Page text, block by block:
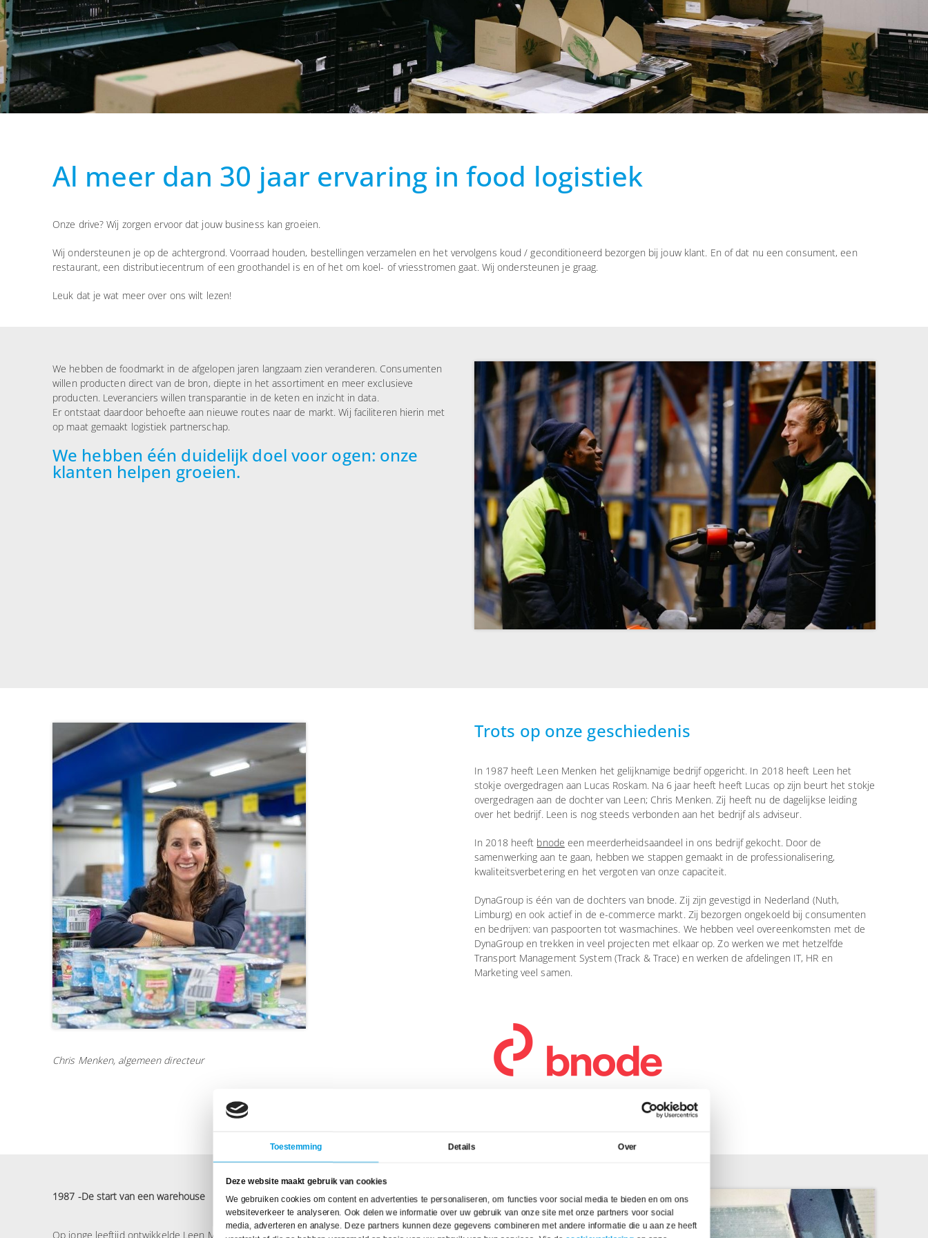
Toestemming Details Over
Deze website maakt gebruik van cookies
We gebruiken cookies om content en advertenties te personaliseren, om functies voor social media te bieden en om ons
websiteverkeer te analyseren. Ook delen we informatie over uw gebruik van onze site met onze partners voor social
media, adverteren en analyse. Deze partners kunnen deze gegevens combineren met andere informatie die u aan ze heeft
Al meer dan 30 jaar ervaring in food logistiek
Onze drive? Wij zorgen ervoor dat jouw business kan groeien.
Wij ondersteunen je op de achtergrond. Voorraad houden, bestellingen verzamelen en het vervolgens koud / geconditioneerd bezorgen bij jouw klant. En of dat nu een consument, een
restaurant, een distributiecentrum of een groothandel is en of het om koel- of vriesstromen gaat. Wij ondersteunen je graag.
Leuk dat je wat meer over ons wilt lezen!
We hebben de foodmarkt in de afgelopen jaren langzaam zien veranderen. Consumenten
willen producten direct van de bron, diepte in het assortiment en meer exclusieve
producten. Leveranciers willen transparantie in de keten en inzicht in data.
Er ontstaat daardoor behoefte aan nieuwe routes naar de markt. Wij faciliteren hierin met
op maat gemaakt logistiek partnerschap.
We hebben één duidelijk doel voor ogen: onze
klanten helpen groeien.
Chris Menken, algemeen directeur
Trots op onze geschiedenis
In 1987 heeft Leen Menken het gelijknamige bedrijf opgericht. In 2018 heeft Leen het
stokje overgedragen aan Lucas Roskam. Na 6 jaar heeft heeft Lucas op zijn beurt het stokje
overgedragen aan de dochter van Leen; Chris Menken. Zij heeft nu de dagelijkse leiding
over het bedrijf. Leen is nog steeds verbonden aan het bedrijf als adviseur.
In 2018 heeft bnode een meerderheidsaandeel in ons bedrijf gekocht. Door de
samenwerking aan te gaan, hebben we stappen gemaakt in de professionalisering,
kwaliteitsverbetering en het vergoten van onze capaciteit.
DynaGroup is één van de dochters van bnode. Zij zijn gevestigd in Nederland (Nuth,
Limburg) en ook actief in de e-commerce markt. Zij bezorgen ongekoeld bij consumenten
en bedrijven: van paspoorten tot wasmachines. We hebben veel overeenkomsten met de
DynaGroup en trekken in veel projecten met elkaar op. Zo werken we met hetzelfde
Transport Management System (Track & Trace) en werken de afdelingen IT, HR en
Marketing veel samen.
1987 -De start van een warehouse
Op jonge leeftijd ontwikkelde Leen Menken een passie voor de logistieke keten. Nadat hij